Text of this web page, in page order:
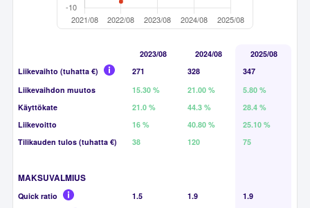
2023/08 2024/08
2025/08
Liikevaihto (tuhatta €)
271 328
347
Liikevaihdon muutos
15.30 % 21.00 %
5.80 %
Käyttökate
21.0 % 44.3 %
28.4 %
Liikevoitto
16 % 40.80 %
25.10 %
Tilikauden tulos (tuhatta €)
38 120 75
MAKSUVALMIUS
Quick ratio 1.5 1.9
1.9